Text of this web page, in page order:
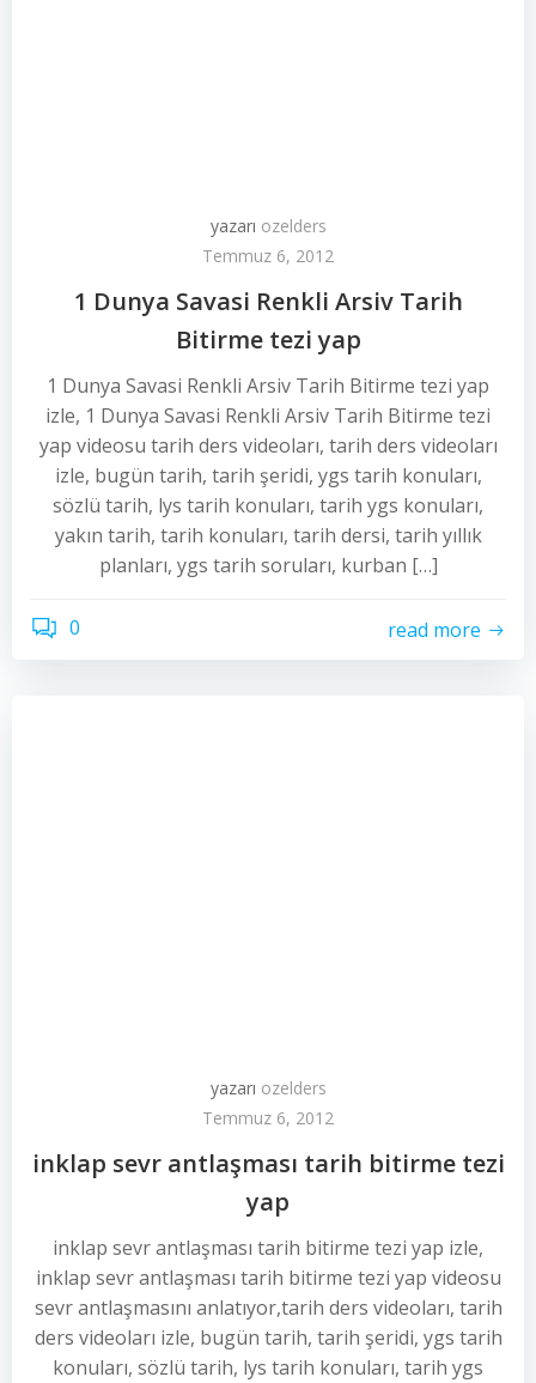
yazarı ozelders
Temmuz 6, 2012
1 Dunya Savasi Renkli Arsiv Tarih
Bitirme tezi yap
1 Dunya Savasi Renkli Arsiv Tarih Bitirme tezi yap
izle, 1 Dunya Savasi Renkli Arsiv Tarih Bitirme tezi
yap videosu tarih ders videoları, tarih ders videoları
izle, bugün tarih, tarih şeridi, ygs tarih konuları,
sözlü tarih, lys tarih konuları, tarih ygs konuları,
yakın tarih, tarih konuları, tarih dersi, tarih yıllık
planları, ygs tarih soruları, kurban […]
0 read more
yazarı ozelders
Temmuz 6, 2012
inklap sevr antlaşması tarih bitirme tezi
yap
inklap sevr antlaşması tarih bitirme tezi yap izle,
inklap sevr antlaşması tarih bitirme tezi yap videosu
sevr antlaşmasını anlatıyor,tarih ders videoları, tarih
ders videoları izle, bugün tarih, tarih şeridi, ygs tarih
konuları, sözlü tarih, lys tarih konuları, tarih ygs